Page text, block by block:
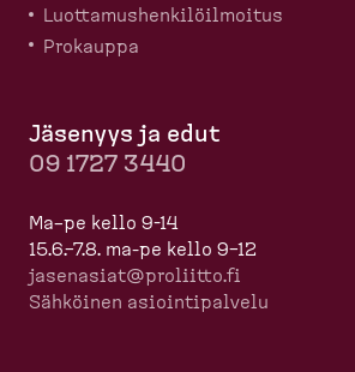
Luotta­mus­hen­ki­löil­moitus
Prokauppa
Jäsenyys ja edut
09 1727 3440
Ma–pe kello 9-14
15.6.–7.8. ma-pe kello 9–12
jasenasiat@proliitto.fi
Sähköinen asioin­ti­palvelu